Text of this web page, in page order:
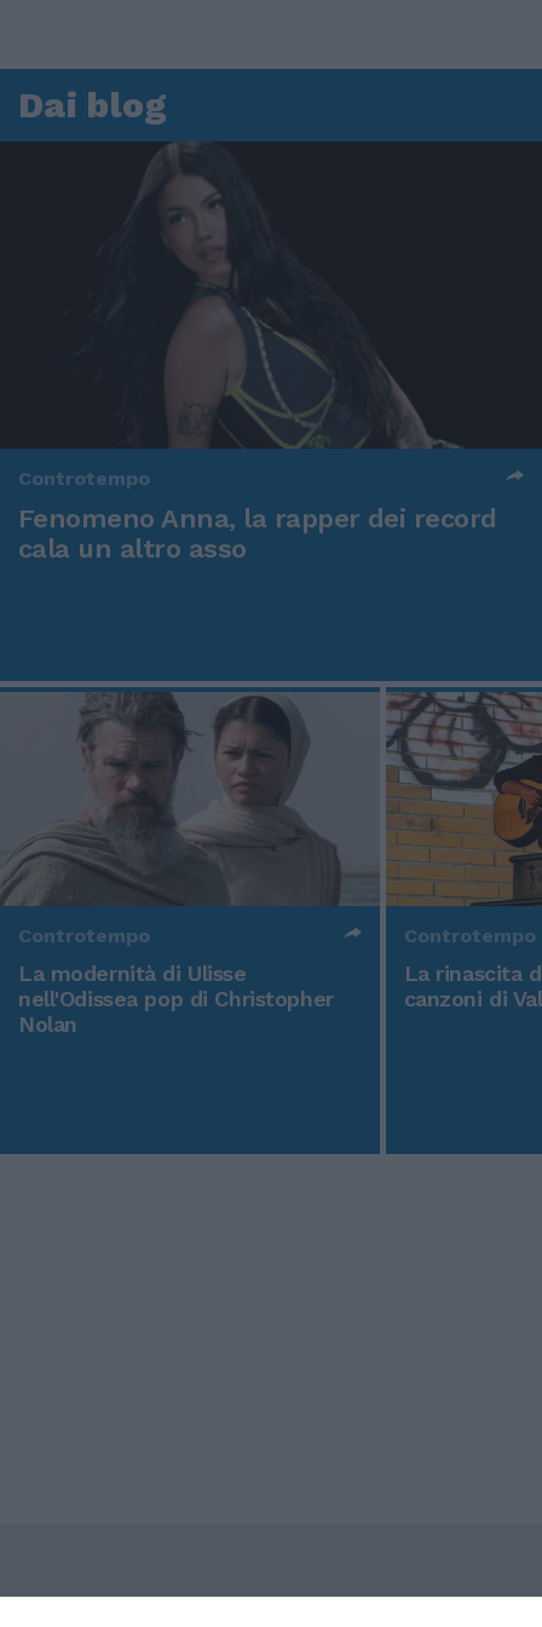
Dai blog
Controtempo
Fenomeno Anna, la rapper dei record
cala un altro asso
Controtempo
La modernità di Ulisse
nell'Odissea pop di Christopher
Nolan
Controtempo
La rinascita
canzoni di